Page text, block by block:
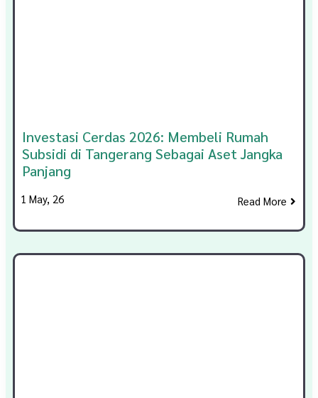
Investasi Cerdas 2026: Membeli Rumah
Subsidi di Tangerang Sebagai Aset Jangka
Panjang
1 May, 26 Read More